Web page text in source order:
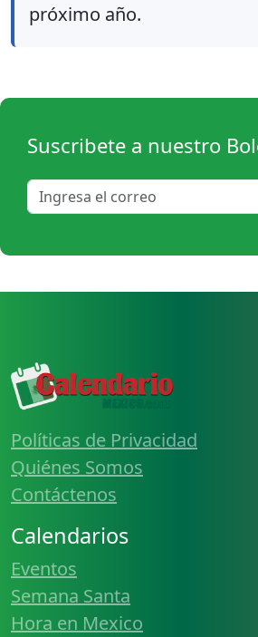
próximo año.
Suscribete a nuestro
Políticas de Privacidad
Quiénes Somos
Contáctenos
Calendarios
Eventos
Semana Santa
Hora en Mexico